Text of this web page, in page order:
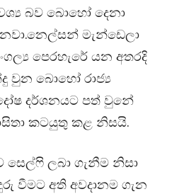
බව බොහෝ දෙනා
මැන්ඩෙලා
පෙරහැරේ යන අතරදි
වුන බොහෝ රාජ්‍ය
දර්ශනයට පත් වුනේ
කටයුතු කළ නිසයි.
ලබා ගැනීම නිසා
වීමට අති අවදානම ගැන